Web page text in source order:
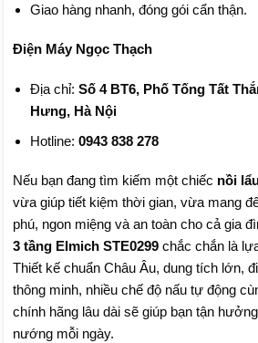
Giao hàng nhanh, đóng gói cẩn thận.
Điện Máy Ngọc Thạch
Địa chỉ:Số 4 BT6, Phố Tống Tất
Hưng, Hà Nội
Hotline:0943 838 278
Nếu bạn đang tìm kiếm một chiếc nồi
vừa giúp tiết kiệm thời gian, vừa mang
phú, ngon miệng và an toàn cho cả gia
3 tầng Elmich STE0299chắc chắn là
Thiết kế chuẩn Châu Âu, dung tích lớn,
thông minh, nhiều chế độ nấu tự động
chính hãng lâu dài sẽ giúp bạn tận
nướng mỗi ngày.